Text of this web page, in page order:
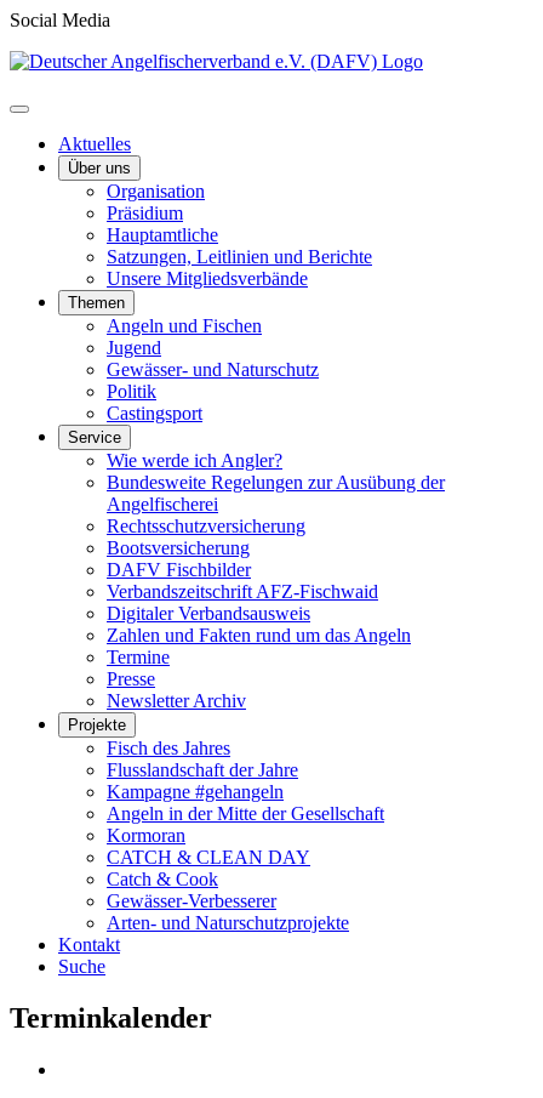
Social Media
Aktuelles
Über uns
Organisation
Präsidium
Hauptamtliche
Satzungen, Leitlinien und Berichte
Unsere Mitgliedsverbände
Themen
Angeln und Fischen
Jugend
Gewässer- und Naturschutz
Politik
Castingsport
Service
Wie werde ich Angler?
Bundesweite Regelungen zur Ausübung der
Angelfischerei
Rechtsschutzversicherung
Bootsversicherung
DAFV Fischbilder
Verbandszeitschrift AFZ-Fischwaid
Digitaler Verbandsausweis
Zahlen und Fakten rund um das Angeln
Termine
Presse
Newsletter Archiv
Projekte
Fisch des Jahres
Flusslandschaft der Jahre
Kampagne #gehangeln
Angeln in der Mitte der Gesellschaft
Kormoran
CATCH & CLEAN DAY
Catch & Cook
Gewässer-Verbesserer
Arten- und Naturschutzprojekte
Kontakt
Suche
Terminkalender